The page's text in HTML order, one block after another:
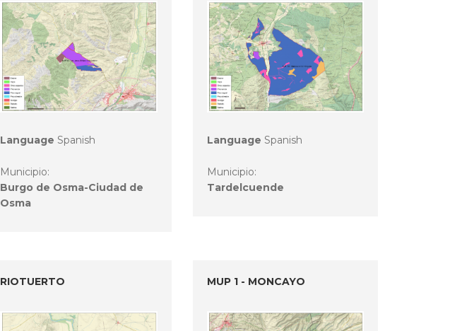
Language Spanish
Municipio:
Burgo de Osma-Ciudad de
Osma
Language Spanish
Municipio:
Tardelcuende
RIOTUERTO MUP 1 - MONCAYO